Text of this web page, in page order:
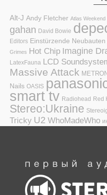
Alt-J Andy Fletcher Atlas Weekend
gahan David Bowie
Editors Einstürzende Neubauten
Grimes Hot Chip Imagine
LatexFauna LCD
Massive Attack
Nails OASIS
smart tv Radiohead Red
Stereo:Ukraine
Tricky U2 WhoMadeWho